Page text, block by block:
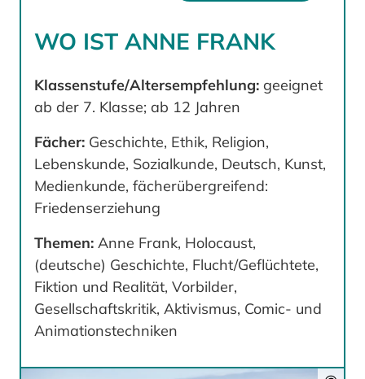
WO IST ANNE FRANK
Klassenstufe/Altersempfehlung: geeignet
ab der 7. Klasse; ab 12 Jahren
Fächer: Geschichte, Ethik, Religion,
Lebenskunde, Sozialkunde, Deutsch, Kunst,
Medienkunde, fächerübergreifend:
Friedenserziehung
Themen: Anne Frank, Holocaust,
(deutsche) Geschichte, Flucht/Geflüchtete,
Fiktion und Realität, Vorbilder,
Gesellschaftskritik, Aktivismus, Comic- und
Animationstechniken